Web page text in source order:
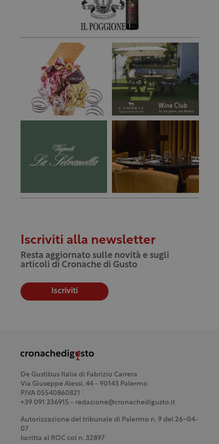
Iscriviti alla newsletter
Resta aggiornato sulle novità e sugli
articoli di Cronache di Gusto
Iscriviti
De Gustibus Italia di Fabrizio Carrera
Via Giuseppe Alessi, 44 - 90143 Palermo
P.IVA 05540860821
+39 091 336915 - redazione@cronachedigusto.it
Autorizzazione del tribunale di Palermo n. 9 del 26-04-
07
Iscritta al ROC col n. 32897